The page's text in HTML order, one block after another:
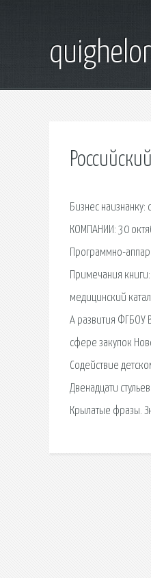
Бизнес
КОМПАНИИ: 30
Программно-
Примечания
медицинский
А развития ФГБОУ
сфере закупок
Содействие
Двенадцати
Крылатые фразы.